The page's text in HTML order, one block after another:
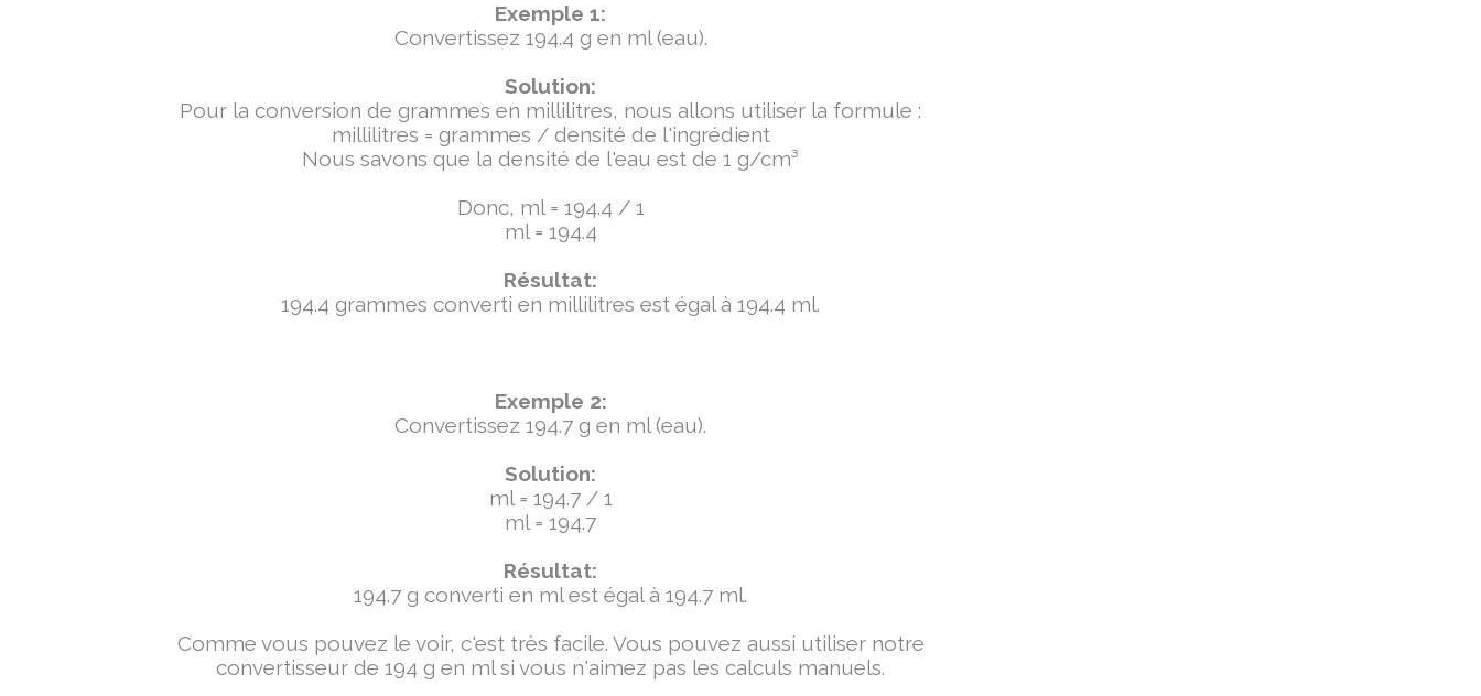
Exemple 1:
Convertissez 194.4 g en ml (eau).
Solution:
Pour la conversion de grammes en millilitres, nous allons utiliser la formule :
millilitres = grammes / densité de l'ingrédient
Nous savons que la densité de l'eau est de 1 g/cm³
Donc, ml = 194.4 / 1
ml = 194.4
Résultat:
194.4 grammes converti en millilitres est égal à 194.4 ml.
Exemple 2:
Convertissez 194.7 g en ml (eau).
Solution:
ml = 194.7 / 1
ml = 194.7
Résultat:
194.7 g converti en ml est égal à 194.7 ml.
Comme vous pouvez le voir, c'est très facile. Vous pouvez aussi utiliser notre
convertisseur de 194 g en ml si vous n'aimez pas les calculs manuels.